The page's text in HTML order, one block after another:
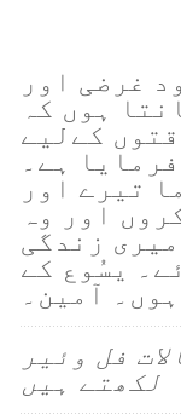
غرضی اور
ہوں کہ
کےلیے
ہے۔
تیرے اور
اور وہ
زندگی
یسُوع کے
آمین۔
فل وئیر
لکھتے ہیں